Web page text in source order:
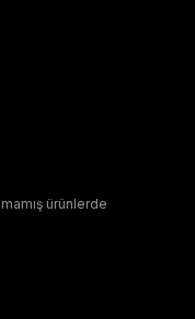
ürünlerde